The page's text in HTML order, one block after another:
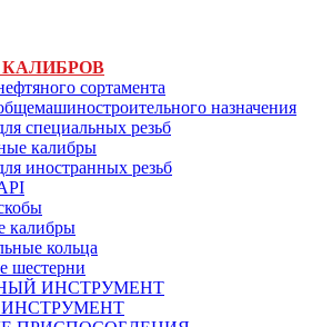
сортамента
назначения
специальных резьб
калибры
иностранных резьб
калибры
кольца
шестерни
ИНСТРУМЕНТ